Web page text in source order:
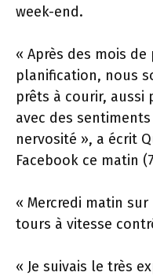
week-end.
« Après des mois
planification, nous
prêts à courir, aussi
avec des
nervosité », a écrit
Facebook ce matin
« Mercredi matin
tours à vitesse
« Je suivais le très